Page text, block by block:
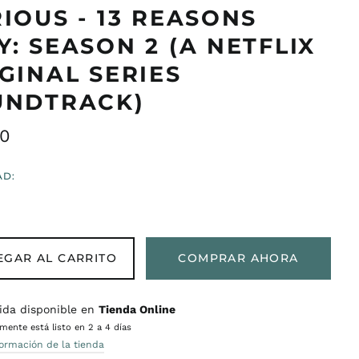
- 13 REASONS
SEASON 2 (A NETFLIX
SERIES
AL CARRITO COMPRAR AHORA
disponible en Tienda Online
está listo en 2 a 4 días
de la tienda